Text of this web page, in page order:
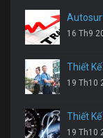
16 Th9
Thiết
19 Th10
Thiết
19 Th10